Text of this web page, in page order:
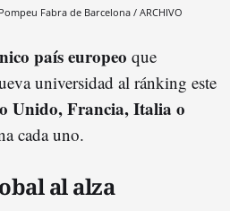
Fabra de Barcelona / ARCHIVO
país europeo que
universidad al ránking este
Unido, Francia, Italia o
cada uno.
al alza